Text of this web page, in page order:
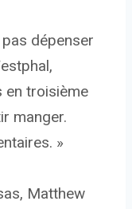
dépenser
en troisième
manger.
»
Matthew